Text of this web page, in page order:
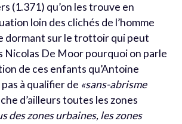
(1.371) qu’on les trouve en
loin des clichés de l’homme
dormant sur le trottoir qui peut
Nicolas De Moor pourquoi on parle
de ces enfants qu’Antoine
à qualifier de «sans-abrisme
d’ailleurs toutes les zones
des zones urbaines, les zones